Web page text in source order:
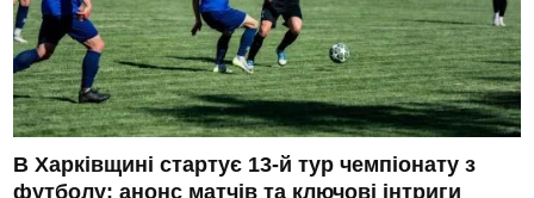
В Харківщині стартує 13-й тур чемпіонату з
футболу: анонс матчів та ключові інтриги